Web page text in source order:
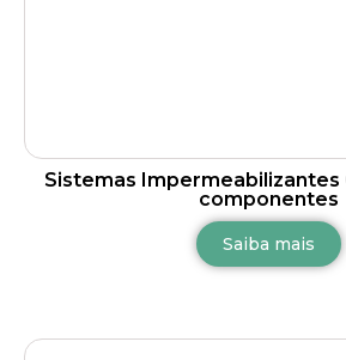
Sistemas Impermeabilizantes
componentes
Saiba mais